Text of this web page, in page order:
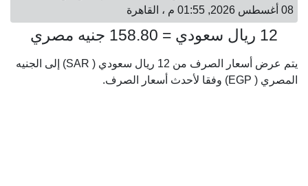
08 أغسطس 2026, 01:55 م ، القاهرة
12 ريال سعودي = 158.80 جنيه مصري
يتم عرض أسعار الصرف من 12 ريال سعودي ( SAR) إلى الجنيه
المصري ( EGP) وفقا لأحدث أسعار الصرف.